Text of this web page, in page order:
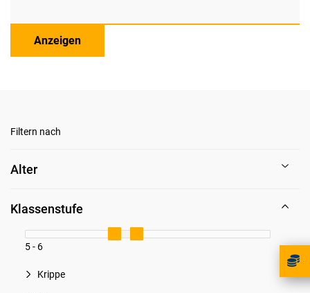
Anzeigen
Filtern nach
Alter
Klassenstufe
5 - 6
Krippe